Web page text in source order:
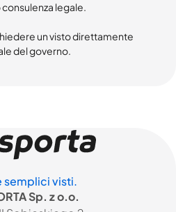
legale.
un visto direttamente
del governo.
semplici visti.
Sp. z o.o.